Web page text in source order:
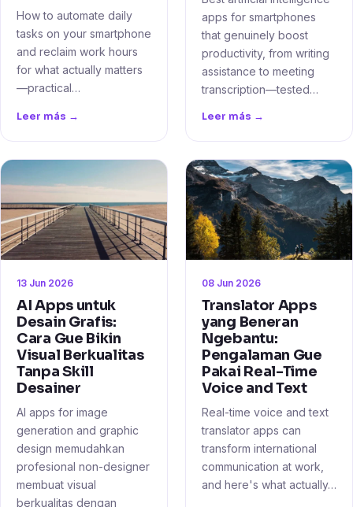
How to automate daily
tasks on your smartphone
and reclaim work hours
for what actually matters
—practical…
Leer más →
apps for smartphones
that genuinely boost
productivity, from writing
assistance to meeting
transcription—tested…
Leer más →
13 Jun 2026
AI Apps untuk
Desain Grafis:
Cara Gue Bikin
Visual Berkualitas
Tanpa Skill
Desainer
AI apps for image
generation and graphic
design memudahkan
profesional non-designer
membuat visual
berkualitas dengan
08 Jun 2026
Translator Apps
yang Beneran
Ngebantu:
Pengalaman Gue
Pakai Real-Time
Voice and Text
Real-time voice and text
translator apps can
transform international
communication at work,
and here's what actually…